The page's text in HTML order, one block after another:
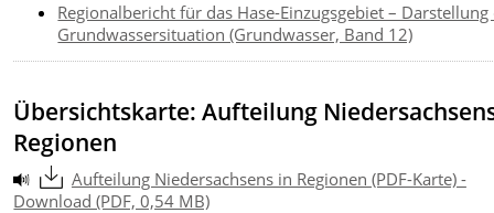
Regionalbericht für das Hase-Einzugsgebiet – Darstellung
Grundwassersituation (Grundwasser, Band 12)
Übersichtskarte: Aufteilung
Regionen
Aufteilung Niedersachsens in Regionen (PDF-Karte) -
Download (PDF, 0,54 MB)